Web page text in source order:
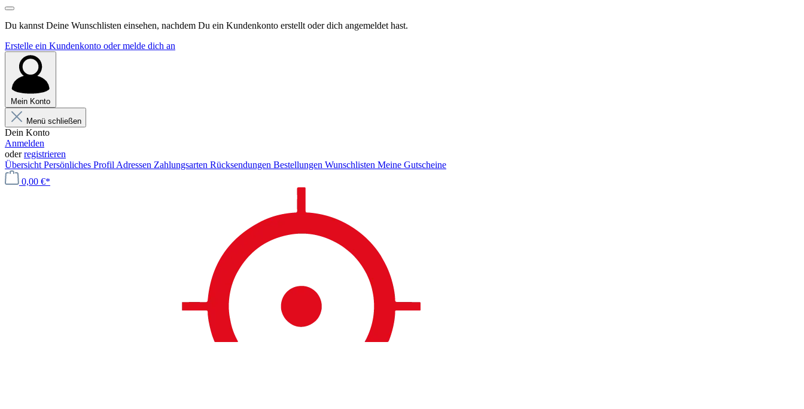
Du kannst Deine Wunschlisten einsehen, nachdem Du ein Kundenkonto erstellt oder dich angemeldet hast.
Erstelle ein Kundenkonto oder melde dich an
Mein Konto
Menü schließen
Dein Konto
Anmelden
oderregistrieren
Übersicht Persönliches Profil Adressen Zahlungsarten Rücksendungen Bestellungen Wunschlisten Meine Gutscheine
0,00 €*